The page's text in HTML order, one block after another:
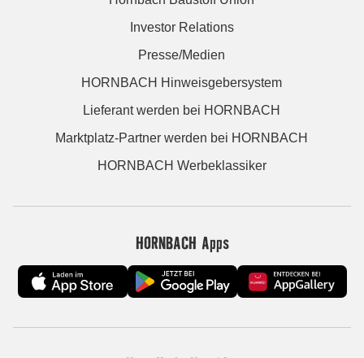
Investor Relations
Presse/Medien
HORNBACH Hinweisgebersystem
Lieferant werden bei HORNBACH
Marktplatz-Partner werden bei HORNBACH
HORNBACH Werbeklassiker
HORNBACH Apps